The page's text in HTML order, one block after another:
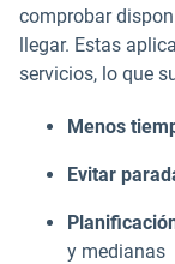
comprobar
llegar. Estas
servicios, lo que
Menos
Evitar
y medianas